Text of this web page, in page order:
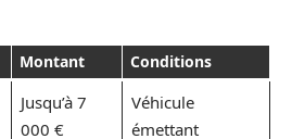
Montant Conditions
Jusqu’à 7
000 €
Véhicule
émettant